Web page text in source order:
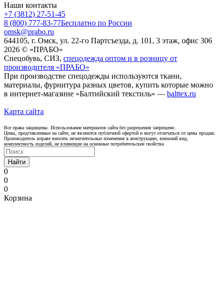
Наши контакты
+7 (3812) 27-51-45
8 (800) 777-83-77Бесплатно по России
omsk@prabo.ru
644105, г. Омск, ул. 22-го Партсъезда, д. 101, 3 этаж, офис 306
2026 © «ПРАБО»
Спецобувь, СИЗ, спецодежда оптом и в розницу от
производителя «ПРАБО»
При производстве спецодежды используются ткани,
материалы, фурнитура разных цветов, купить которые можно
в интернет-магазине «Балтийский текстиль» — balttex.ru
Карта сайта
Все права защищены. Использование материалов сайта без разрешения запрещено.
Цены, представленные на сайте, не являются публичной офертой и могут отличаться от цены продаж.
Производитель вправе вносить незначительные изменения в конструкцию, внешний вид,
комплектность изделий, не влияющие на основные потребительские свойства.
Найти
0
0
0
Корзина